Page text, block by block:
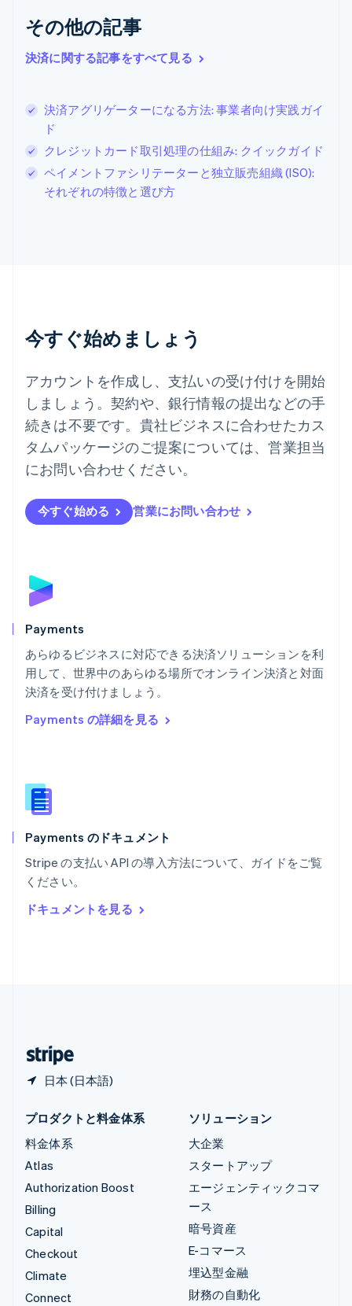
その他の記事
決済に関する記事をすべて見る
決済アグリゲーターになる方法: 事業者向け実践ガイ
ド
クレジットカード取引処理の仕組み: クイックガイド
ペイメントファシリテーターと独立販売組織 (ISO):
それぞれの特徴と選び方
今すぐ始めましょう
アカウントを作成し、支払いの受け付けを開始
しましょう。契約や、銀行情報の提出などの手
続きは不要です。貴社ビジネスに合わせたカス
タムパッケージのご提案については、営業担当
にお問い合わせください。
今すぐ始める 営業にお問い合わせ
Payments
あらゆるビジネスに対応できる決済ソリューションを利
用して、世界中のあらゆる場所でオンライン決済と対面
決済を受け付けましょう。
Payments の詳細を見る
Payments のドキュメント
Stripe の支払い API の導入方法について、ガイドをご覧
ください。
ドキュメントを見る
日本 (日本語)
EnglishItaliano
ジブラルタル
English
シンガポール
スイス
DeutschFrançais ItalianoEnglish
スウェーデン
SvenskaEnglish
EspañolEnglish
スロバキア
English
Deutsch English
ニュージーランド
English
ノルウェー
ハンガリー
English
EnglishSvenska
ブラジル
ブルガリア
English
Nederlands
English
ポルトガル
PortuguêsEnglish
English
Español
ラトビア
リトアニア
リヒテンシュタイン
Deutsch
ルーマニア
English
プロダクトと料金体系
料金体系
Atlas
Authorization Boost
Billing
Capital
Checkout
Climate
Connect
ソリューション
大企業
スタートアップ
エージェンティックコマ
ース
暗号資産
E-コマース
埋込型金融
財務の自動化